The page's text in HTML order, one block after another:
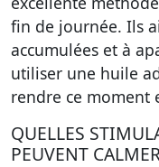
fin de journée. Ils
accumulées et à
utiliser une huile
rendre ce moment
QUELLES
PEUVENT